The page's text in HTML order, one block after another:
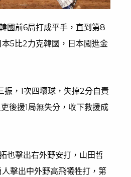
國前6局打成平手，直到第8
5比2力克韓國，日本闖進金
振，1次四壞球，失掉2分自責
後援1局無失分，收下救援成
也擊出右外野安打，山田哲
擊出中外野高飛犧牲打，第